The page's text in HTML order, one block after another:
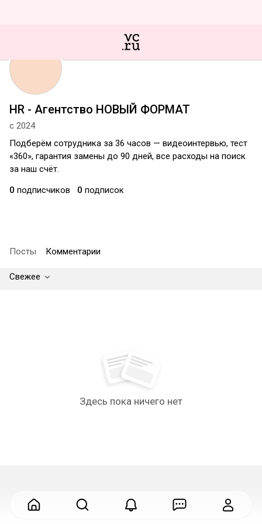
HR - Агентство НОВЫЙ ФОРМАТ
с 2024
Подберём сотрудника за 36 часов — видеоинтервью, тест
«360», гарантия замены до 90 дней, все расходы на поиск
за наш счёт.
0 подписчиков 0 подписок
Посты Комментарии
Свежее
Здесь пока ничего нет